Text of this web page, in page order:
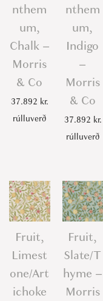
nthem
um,
Chalk –
Morris
& Co
37.892 kr.
rúlluverð
nthem
um,
Indigo
–
Morris
& Co
37.892 kr.
rúlluverð
Fruit,
Limest
one/Art
ichoke
Fruit,
Slate/T
hyme –
Morris